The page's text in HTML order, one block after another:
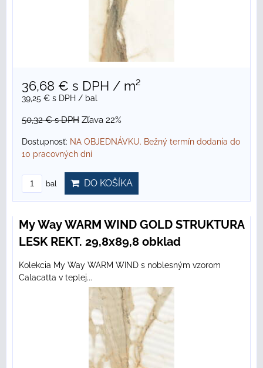
36,68 € s DPH / m²
39,25 € s DPH / bal
50,32 €s DPH Zľava 22%
Dostupnosť: NA OBJEDNÁVKU. Bežný termín dodania do
10 pracovných dní
bal DO KOŠÍKA
My Way WARM WIND GOLD STRUKTURA
LESK REKT. 29,8x89,8 obklad
Kolekcia My Way WARM WIND s noblesným vzorom
Calacatta v teplej...